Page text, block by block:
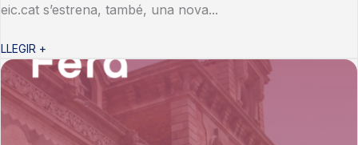
eic.cat s’estrena, també, una nova...
LLEGIR +